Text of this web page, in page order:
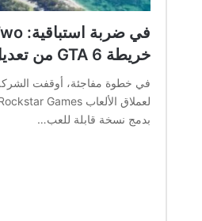
خريطة GTA 6 من تعديل GTA 5
بدمج نسخة قابلة للعب…